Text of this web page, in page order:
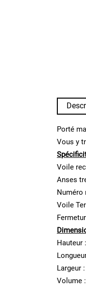
Porté
Vous y
Voile
Anses
Numéro
Voile
Hauteur
Largeur
Volume